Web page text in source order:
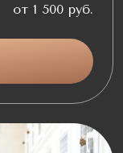
от 1 500 руб.